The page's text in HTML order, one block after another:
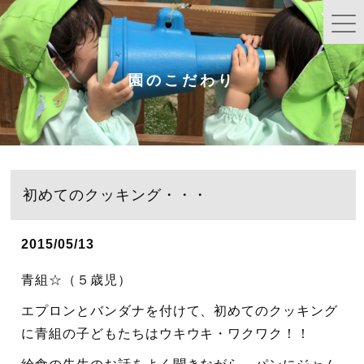
園のこだわり
初めてのクッキング・・・
2015/05/13
青組☆（５歳児）
エプロンとバンダナを付けて、初めてのクッキング
に青組の子どもたちはウキウキ・ワクワク！！